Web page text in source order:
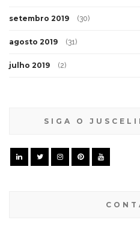
setembro 2019 (30)
agosto 2019 (31)
julho 2019 (2)
SIGA O